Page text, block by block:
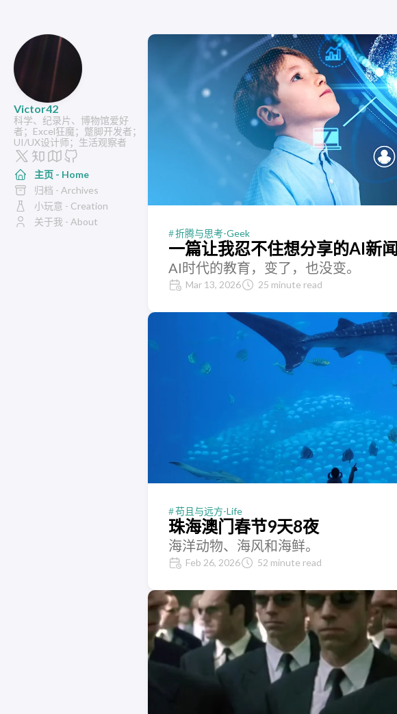
Victor42
科学、纪录片、博物馆爱好
者；Excel狂魔；蹩脚开发者；
UI/UX设计师；生活观察者
主页 - Home
归档 - Archives
小玩意 - Creation
关于我 - About
折腾与思考-Geek
一篇让我忍不住想分享的AI新闻
AI时代的教育，变了，也没变。
Mar 13, 2026 25 minute read
苟且与远方-Life
珠海澳门春节9天8夜
海洋动物、海风和海鲜。
Feb 26, 2026 52 minute read